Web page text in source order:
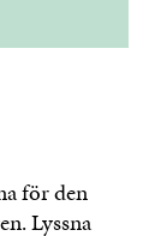
för den
Lyssna